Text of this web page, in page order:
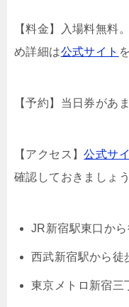
【料金】入場料無料
め詳細は公式サイト
【予約】当日券があ
【アクセス】公式サ
確認しておきましょう
JR新宿駅東口か
西武新宿駅から徒
東京メトロ新宿三